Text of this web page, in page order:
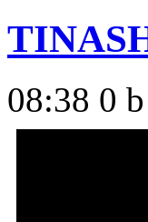
08:38 0 b